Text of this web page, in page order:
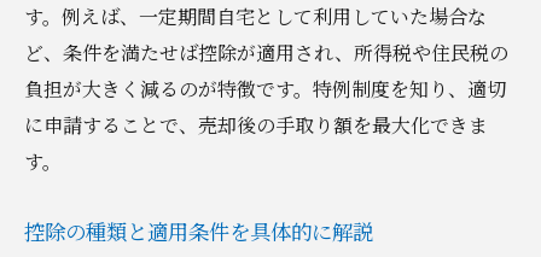
す。例えば、一定期間自宅として利用していた場合な
ど、条件を満たせば控除が適用され、所得税や住民税の
負担が大きく減るのが特徴です。特例制度を知り、適切
に申請することで、売却後の手取り額を最大化できま
す。
控除の種類と適用条件を具体的に解説